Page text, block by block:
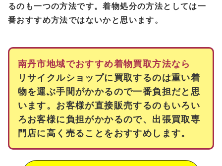
るのも一つの方法です。着物処分の方法としては一
番おすすめ方法ではないかと思います。
南丹市地域でおすすめ着物買取方法なら
リサイクルショップに買取するのは重い着
物を運ぶ手間がかかるので一番負担だと思
います。お客様が直接販売するのもいろい
ろお客様に負担がかかるので、出張買取専
門店に高く売ることをおすすめします。